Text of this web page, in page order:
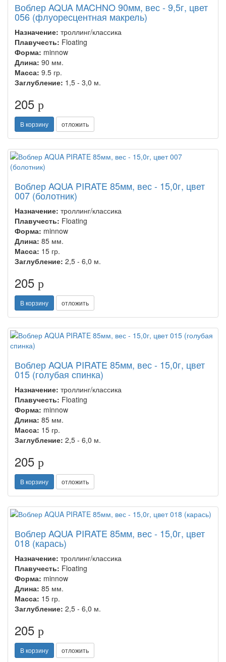
Воблер AQUA MACHNO 90мм, вес - 9,5г, цвет
056 (флуоресцентная макрель)
Назначение: троллинг/классика
Плавучесть: Floating
Форма: minnow
Длина: 90 мм.
Масса: 9.5 гр.
Заглубление: 1,5 - 3,0 м.
205 p
В корзину отложить
Воблер AQUA PIRATE 85мм, вес - 15,0г, цвет
007 (болотник)
Назначение: троллинг/классика
Плавучесть: Floating
Форма: minnow
Длина: 85 мм.
Масса: 15 гр.
Заглубление: 2,5 - 6,0 м.
205 p
В корзину отложить
Воблер AQUA PIRATE 85мм, вес - 15,0г, цвет
015 (голубая спинка)
Назначение: троллинг/классика
Плавучесть: Floating
Форма: minnow
Длина: 85 мм.
Масса: 15 гр.
Заглубление: 2,5 - 6,0 м.
205 p
В корзину отложить
Воблер AQUA PIRATE 85мм, вес - 15,0г, цвет
018 (карась)
Назначение: троллинг/классика
Плавучесть: Floating
Форма: minnow
Длина: 85 мм.
Масса: 15 гр.
Заглубление: 2,5 - 6,0 м.
205 p
В корзину отложить